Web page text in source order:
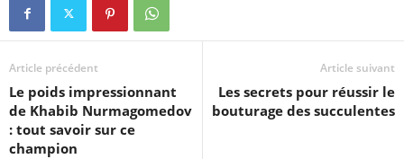
Article précédent
Le poids impressionnant
de Khabib Nurmagomedov
: tout savoir sur ce
champion
Article suivant
Les secrets pour réussir le
bouturage des succulentes